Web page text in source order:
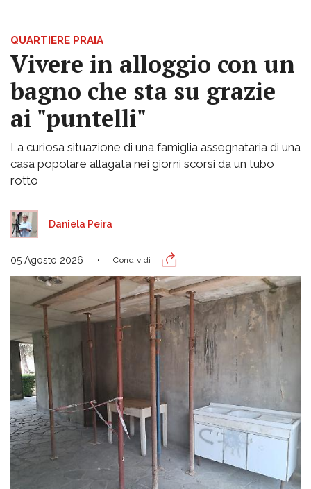
QUARTIERE PRAIA
Vivere in alloggio con un
bagno che sta su grazie
ai "puntelli"
La curiosa situazione di una famiglia assegnataria di una
casa popolare allagata nei giorni scorsi da un tubo
rotto
Daniela Peira
05 Agosto 2026 Condividi